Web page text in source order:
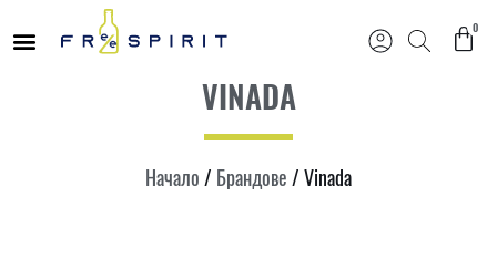
0
VINADA
Начало / Брандове / Vinada